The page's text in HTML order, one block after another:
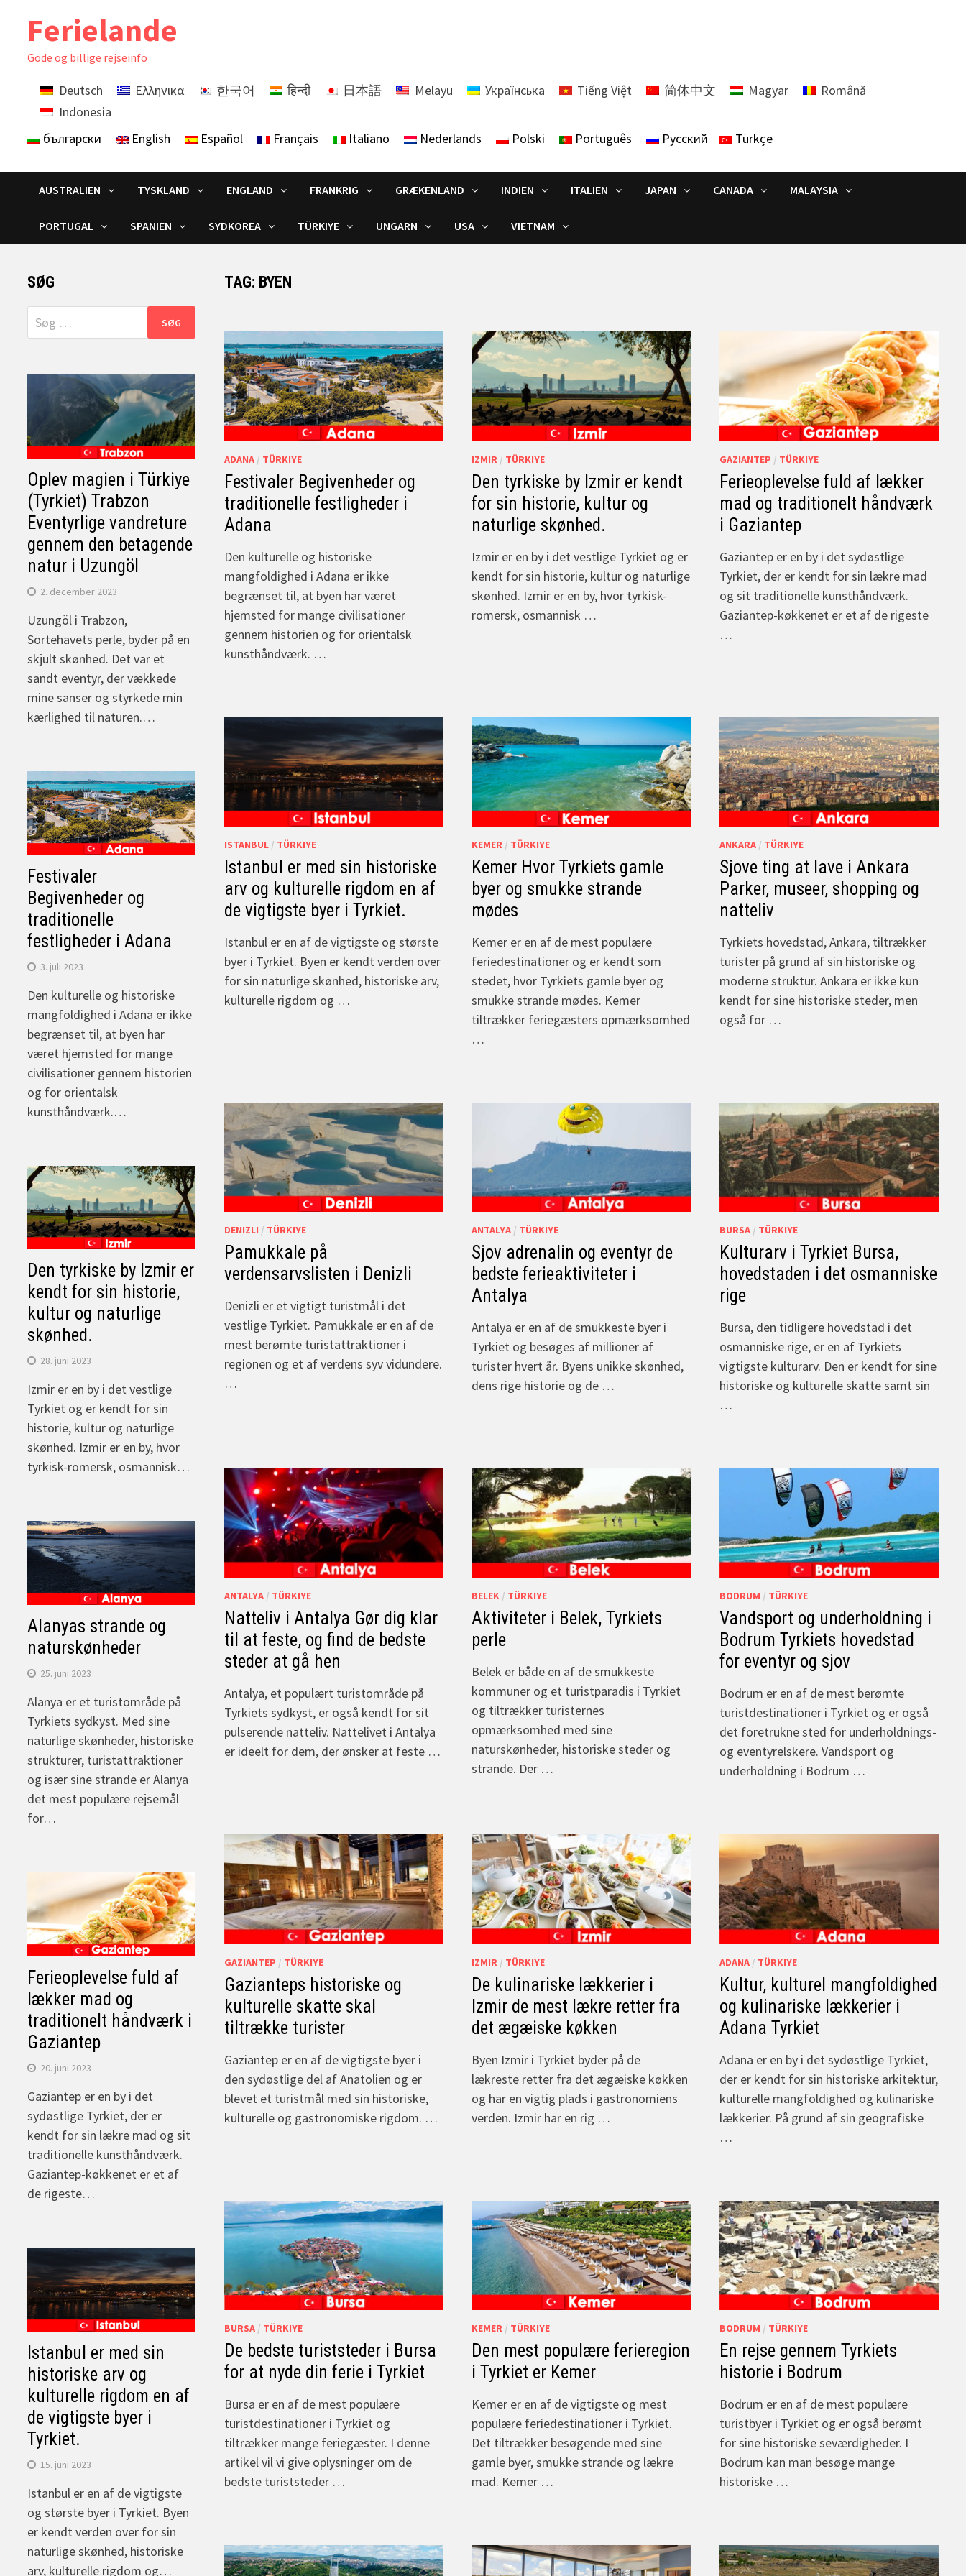
Ferielande
Gode ​​og billige rejseinfo
Deutsch Ελληνικα 한국어 हिन्दी 日本語 Melayu Українська Tiếng Việt 简体中文 Magyar
Română
Indonesia
български
English Español Français Italiano Nederlands Polski Português Русский Türkçe
AUSTRALIEN TYSKLAND ENGLAND FRANKRIG GRÆKENLAND INDIEN ITALIEN JAPAN CANADA MALAYSIA
PORTUGAL SPANIEN SYDKOREA TÜRKIYE UNGARN USA VIETNAM
TAG: BYEN
ADANA/ TÜRKIYE
Festivaler Begivenheder og
traditionelle festligheder i
Adana
Den kulturelle og historiske
mangfoldighed i Adana er ikke
begrænset til, at byen har været
hjemsted for mange civilisationer
gennem historien og for orientalsk
kunsthåndværk. …
IZMIR / TÜRKIYE
Den tyrkiske by Izmir er kendt
for sin historie, kultur og
naturlige skønhed.
Izmir er en by i det vestlige Tyrkiet og er
kendt for sin historie, kultur og naturlige
skønhed. Izmir er en by, hvor tyrkisk-
romersk, osmannisk …
GAZIANTEP / TÜRKIYE
Ferieoplevelse fuld af lækker
mad og traditionelt håndværk
i Gaziantep
Gaziantep er en by i det sydøstlige
Tyrkiet, der er kendt for sin lækre mad
og sit traditionelle kunsthåndværk.
Gaziantep-køkkenet er et af de rigeste
…
ISTANBUL/ TÜRKIYE
Istanbul er med sin historiske
arv og kulturelle rigdom en af
de vigtigste byer i Tyrkiet.
Istanbul er en af de vigtigste og største
byer i Tyrkiet. Byen er kendt verden over
for sin naturlige skønhed, historiske arv,
kulturelle rigdom og …
KEMER / TÜRKIYE
Kemer Hvor Tyrkiets gamle
byer og smukke strande
mødes
Kemer er en af de mest populære
feriedestinationer og er kendt som
stedet, hvor Tyrkiets gamle byer og
smukke strande mødes. Kemer
tiltrækker feriegæsters opmærksomhed
…
ANKARA / TÜRKIYE
Sjove ting at lave i Ankara
Parker, museer, shopping og
natteliv
Tyrkiets hovedstad, Ankara, tiltrækker
turister på grund af sin historiske og
moderne struktur. Ankara er ikke kun
kendt for sine historiske steder, men
også for …
DENIZLI / TÜRKIYE
Pamukkale på
verdensarvslisten i Denizli
Denizli er et vigtigt turistmål i det
vestlige Tyrkiet. Pamukkale er en af de
mest berømte turistattraktioner i
regionen og et af verdens syv vidundere.
…
ANTALYA / TÜRKIYE
Sjov adrenalin og eventyr de
bedste ferieaktiviteter i
Antalya
Antalya er en af de smukkeste byer i
Tyrkiet og besøges af millioner af
turister hvert år. Byens unikke skønhed,
dens rige historie og de …
BURSA / TÜRKIYE
Kulturarv i Tyrkiet Bursa,
hovedstaden i det osmanniske
rige
Bursa, den tidligere hovedstad i det
osmanniske rige, er en af Tyrkiets
vigtigste kulturarv. Den er kendt for sine
historiske og kulturelle skatte samt sin
…
ANTALYA/ TÜRKIYE
Natteliv i Antalya Gør dig klar
til at feste, og find de bedste
steder at gå hen
Antalya, et populært turistområde på
Tyrkiets sydkyst, er også kendt for sit
pulserende natteliv. Nattelivet i Antalya
er ideelt for dem, der ønsker at feste …
BELEK / TÜRKIYE
Aktiviteter i Belek, Tyrkiets
perle
Belek er både en af de smukkeste
kommuner og et turistparadis i Tyrkiet
og tiltrækker turisternes
opmærksomhed med sine
naturskønheder, historiske steder og
strande. Der …
BODRUM / TÜRKIYE
Vandsport og underholdning i
Bodrum Tyrkiets hovedstad
for eventyr og sjov
Bodrum er en af de mest berømte
turistdestinationer i Tyrkiet og er også
det foretrukne sted for underholdnings-
og eventyrelskere. Vandsport og
underholdning i Bodrum …
GAZIANTEP / TÜRKIYE
Gazianteps historiske og
kulturelle skatte skal
tiltrække turister
Gaziantep er en af de vigtigste byer i
den sydøstlige del af Anatolien og er
blevet et turistmål med sin historiske,
kulturelle og gastronomiske rigdom. …
IZMIR / TÜRKIYE
De kulinariske lækkerier i
Izmir de mest lækre retter fra
det ægæiske køkken
Byen Izmir i Tyrkiet byder på de
lækreste retter fra det ægæiske køkken
og har en vigtig plads i gastronomiens
verden. Izmir har en rig …
ADANA / TÜRKIYE
Kultur, kulturel mangfoldighed
og kulinariske lækkerier i
Adana Tyrkiet
Adana er en by i det sydøstlige Tyrkiet,
der er kendt for sin historiske arkitektur,
kulturelle mangfoldighed og kulinariske
lækkerier. På grund af sin geografiske
…
BURSA/ TÜRKIYE
De bedste turiststeder i Bursa
for at nyde din ferie i Tyrkiet
Bursa er en af de mest populære
turistdestinationer i Tyrkiet og
tiltrækker mange feriegæster. I denne
artikel vil vi give oplysninger om de
bedste turiststeder …
KEMER / TÜRKIYE
Den mest populære ferieregion
i Tyrkiet er Kemer
Kemer er en af de vigtigste og mest
populære feriedestinationer i Tyrkiet.
Det tiltrækker besøgende med sine
gamle byer, smukke strande og lækre
mad. Kemer …
BODRUM / TÜRKIYE
En rejse gennem Tyrkiets
historie i Bodrum
Bodrum er en af de mest populære
turistbyer i Tyrkiet og er også berømt
for sine historiske seværdigheder. I
Bodrum kan man besøge mange
historiske …
SØG
Søg
efter:
Oplev magien i Türkiye
(Tyrkiet) Trabzon
Eventyrlige vandreture
gennem den betagende
natur i Uzungöl
2. december 2023
Uzungöl i Trabzon,
Sortehavets perle, byder på en
skjult skønhed. Det var et
sandt eventyr, der vækkede
mine sanser og styrkede min
kærlighed til naturen.…
Festivaler
Begivenheder og
traditionelle
festligheder i Adana
3. juli 2023
Den kulturelle og historiske
mangfoldighed i Adana er ikke
begrænset til, at byen har
været hjemsted for mange
civilisationer gennem historien
og for orientalsk
kunsthåndværk.…
Den tyrkiske by Izmir er
kendt for sin historie,
kultur og naturlige
skønhed.
28. juni 2023
Izmir er en by i det vestlige
Tyrkiet og er kendt for sin
historie, kultur og naturlige
skønhed. Izmir er en by, hvor
tyrkisk-romersk, osmannisk…
Alanyas strande og
naturskønheder
25. juni 2023
Alanya er et turistområde på
Tyrkiets sydkyst. Med sine
naturlige skønheder, historiske
strukturer, turistattraktioner
og især sine strande er Alanya
det mest populære rejsemål
for…
Ferieoplevelse fuld af
lækker mad og
traditionelt håndværk i
Gaziantep
20. juni 2023
Gaziantep er en by i det
sydøstlige Tyrkiet, der er
kendt for sin lækre mad og sit
traditionelle kunsthåndværk.
Gaziantep-køkkenet er et af
de rigeste…
Istanbul er med sin
historiske arv og
kulturelle rigdom en af
de vigtigste byer i
Tyrkiet.
15. juni 2023
Istanbul er en af de vigtigste
og største byer i Tyrkiet. Byen
er kendt verden over for sin
naturlige skønhed, historiske
arv, kulturelle rigdom og…